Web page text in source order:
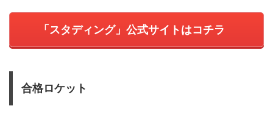
「スタディング」公式サイトはコチラ
合格ロケット